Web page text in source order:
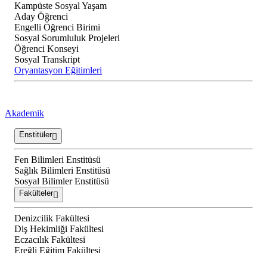
Kampüste Sosyal Yaşam
Aday Öğrenci
Engelli Öğrenci Birimi
Sosyal Sorumluluk Projeleri
Öğrenci Konseyi
Sosyal Transkript
Oryantasyon Eğitimleri
Akademik
Enstitüler
Fen Bilimleri Enstitüsü
Sağlık Bilimleri Enstitüsü
Sosyal Bilimler Enstitüsü
Fakülteler
Denizcilik Fakültesi
Diş Hekimliği Fakültesi
Eczacılık Fakültesi
Ereğli Eğitim Fakültesi